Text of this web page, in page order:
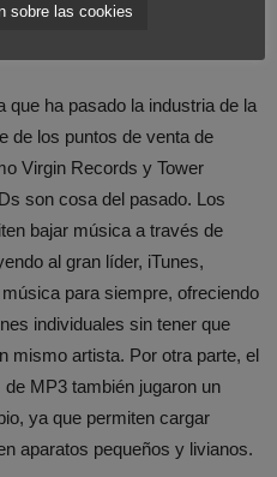
famosos lectores electrónicos
que ha pasado la industria de la
de los puntos de venta de
Virgin Records y Tower
son cosa del pasado. Los
bajar música a través de
al gran líder, iTunes,
para siempre, ofreciendo
individuales sin tener que
mismo artista. Por otra parte, el
MP3 también jugaron un
ya que permiten cargar
aparatos pequeños y livianos.
sobre las cookies